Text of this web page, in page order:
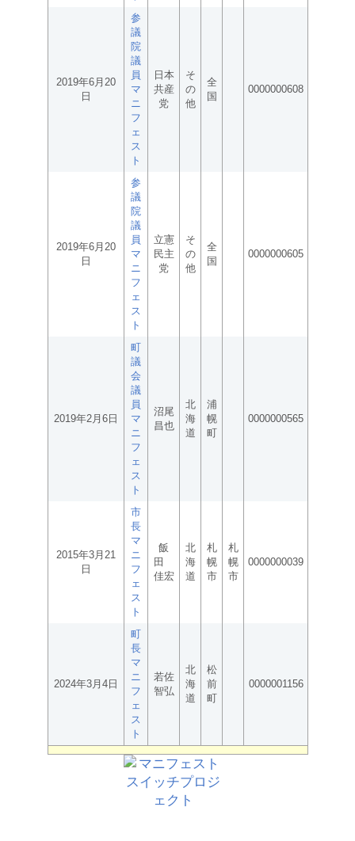
2019年6月20
日
参
議
院
議
員
マ
ニ
フ
ェ
ス
ト
日本
共産
党
そ
の
他
全
国
0000000608
2019年6月20
日
参
議
院
議
員
マ
ニ
フ
ェ
ス
ト
立憲
民主
党
そ
の
他
全
国
0000000605
2019年2月6日
町
議
会
議
員
マ
ニ
フ
ェ
ス
ト
沼尾
昌也
北
海
道
浦
幌
町
0000000565
2015年3月21
日
市
長
マ
ニ
フ
ェ
ス
ト
飯
田
佳宏
北
海
道
札
幌
市
札
幌
市
0000000039
2024年3月4日
町
長
マ
ニ
フ
ェ
ス
ト
若佐
智弘
北
海
道
松
前
町
0000001156